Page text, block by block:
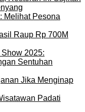
Melihat Pesona
Raup Rp 700M
2025:
Sentuhan
Jika Menginap
Padati